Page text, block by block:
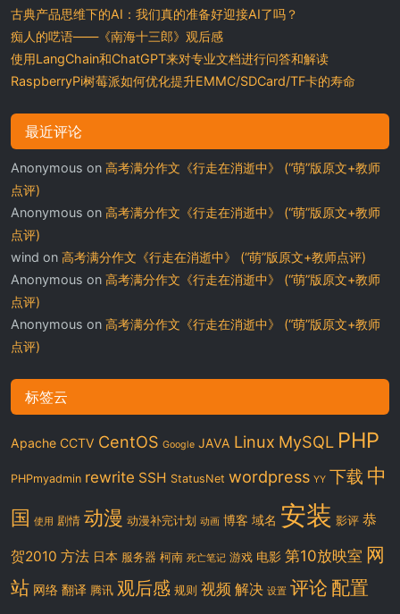
古典产品思维下的AI：我们真的准备好迎接AI了吗？
痴人的呓语——《南海十三郎》观后感
使用LangChain和ChatGPT来对专业文档进行问答和解读
RaspberryPi树莓派如何优化提升EMMC/SDCard/TF卡的寿命
最近评论
Anonymous on 高考满分作文《行走在消逝中》 (“萌”版原文+教师
点评)
Anonymous on 高考满分作文《行走在消逝中》 (“萌”版原文+教师
点评)
wind on 高考满分作文《行走在消逝中》 (“萌”版原文+教师点评)
Anonymous on 高考满分作文《行走在消逝中》 (“萌”版原文+教师
点评)
Anonymous on 高考满分作文《行走在消逝中》 (“萌”版原文+教师
点评)
标签云
Apache CCTV CentOS Google JAVA Linux MySQL PHP
PHPmyadmin rewrite SSH StatusNet wordpress YY 下载 中
国 使用 剧情 动漫 动漫补完计划 动画 博客 域名 安装 影评 恭
贺2010 方法 日本 服务器 柯南 死亡笔记 游戏 电影 第10放映室 网
站 网络 翻译 腾讯 观后感 规则 视频 解决 设置 评论 配置